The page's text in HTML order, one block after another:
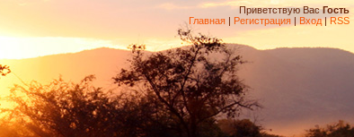
Приветствую Вас Гость
Главная | Регистрация | Вход|RSS